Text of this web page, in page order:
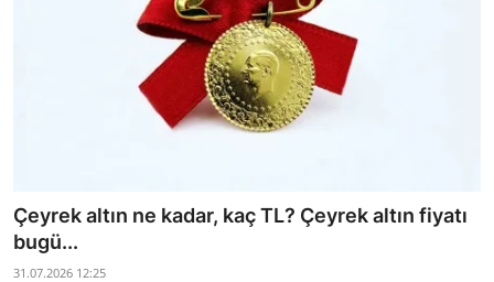
Çeyrek altın ne kadar, kaç TL? Çeyrek altın fiyatı
bugü...
31.07.2026 12:25